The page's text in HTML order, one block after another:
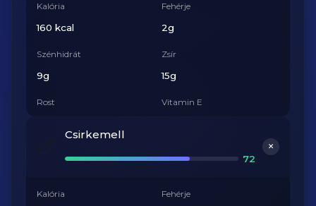
Kalória
160 kcal
Fehérje
2g
Szénhidrát
9g
Zsír
15g
Rost Vitamin E
Csirkemell
72
+
Kalória Fehérje